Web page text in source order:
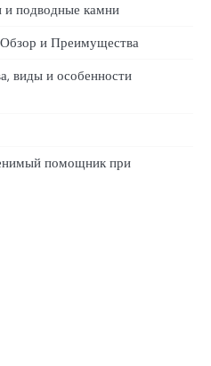
подводные камни
и Преимущества
виды и особенности
помощник при